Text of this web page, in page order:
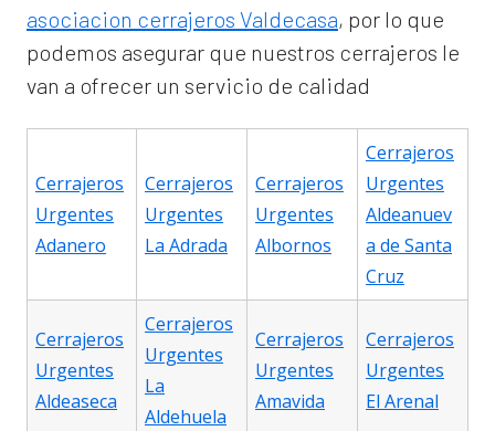
asociacion cerrajeros Valdecasa, por lo que
podemos asegurar que nuestros cerrajeros le
van a ofrecer un servicio de calidad
Cerrajeros
Urgentes
Adanero
Cerrajeros
Urgentes
La Adrada
Cerrajeros
Urgentes
Albornos
Cerrajeros
Urgentes
Aldeanuev
a de Santa
Cruz
Cerrajeros
Urgentes
Aldeaseca
Cerrajeros
Urgentes
La
Aldehuela
Cerrajeros
Urgentes
Amavida
Cerrajeros
Urgentes
El Arenal